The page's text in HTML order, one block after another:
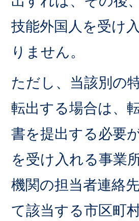
技能外国人を受け
りません。
ただし、当該別の
転出する場合は、
書を提出する必要
を受け入れる事業
機関の担当者連絡
て該当する市区町